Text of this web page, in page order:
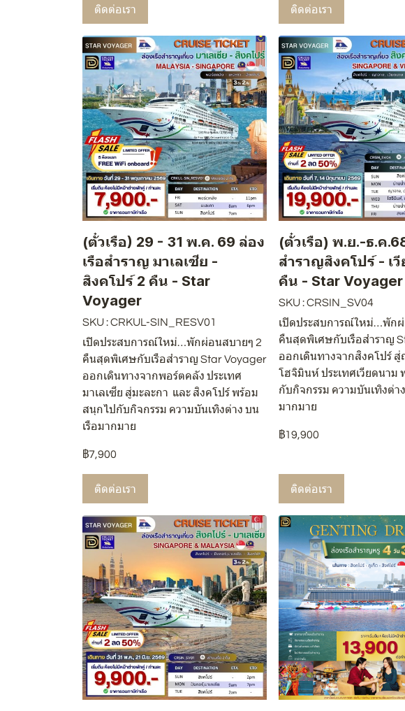
ติดต่อเรา ติดต่อเรา
(ตั๋วเรือ) 29 - 31 พ.ค. 69 ล่อง
เรือสำราญ มาเลเซีย -
สิงคโปร์ 2 คืน - Star
Voyager
SKU : CRKUL-SIN_RESV01
เปิดประสบการณ์ใหม่…พักผ่อนสบายๆ 2
คืนสุดพิเศษกับเรือสำราญ Star Voyager
ออกเดินทางจากพอร์ตคลัง ประเทศ
มาเลเซีย สู่มะละกา และ สิงคโปร์ พร้อม
สนุกไปกับกิจกรรม ความบันเทิงต่าง บน
เรือมากมาย
฿7,900
ติดต่อเรา
(ตั๋วเรือ) พ.ย.-ธ.ค
สำราญสิงคโปร์ - เ
คืน - Star Voyager
SKU : CRSIN_SV04
เปิดประสบการณ์ใหม่…พัก
คืนสุดพิเศษกับเรือสำราญ
ออกเดินทางจากสิงคโปร์ สู่
โฮจิมินห์ ประเทศเวียดนาม
กับกิจกรรม ความบันเทิงต่า
มากมาย
฿19,900
ติดต่อเรา